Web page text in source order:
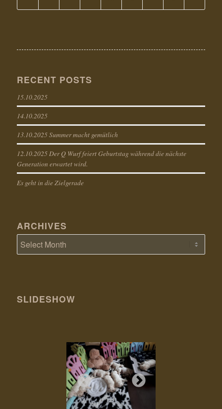
RECENT POSTS
15.10.2025
14.10.2025
13.10.2025 Summer macht gemütlich
12.10.2025 Der Q Wurf feiert Geburtstag während die nächste
Generation erwartet wird.
Es geht in die Zielgerade
ARCHIVES
SLIDESHOW